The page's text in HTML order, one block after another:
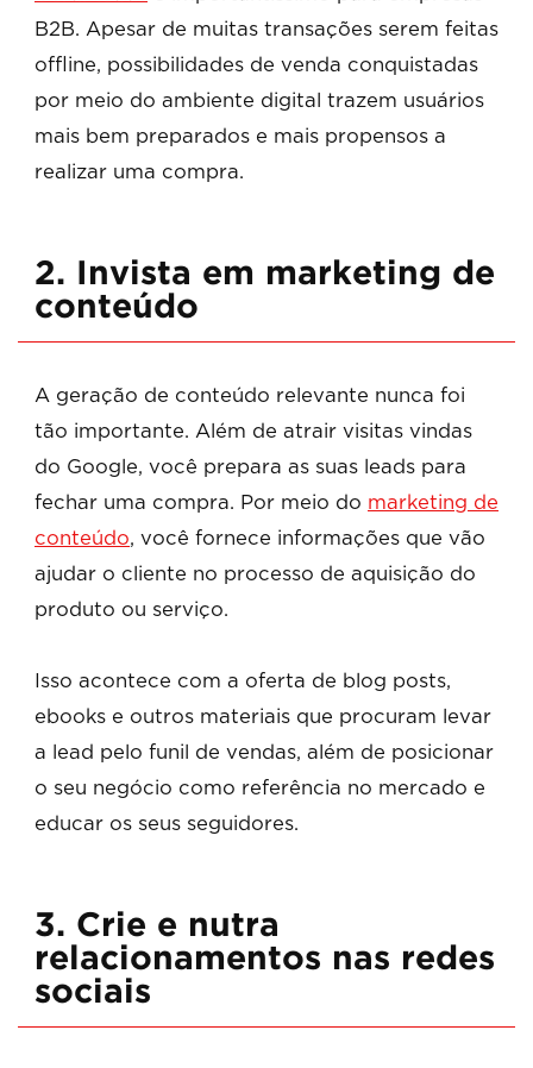
B2B. Apesar de muitas transações serem feitas
offline, possibilidades de venda conquistadas
por meio do ambiente digital trazem usuários
mais bem preparados e mais propensos a
realizar uma compra.
2. Invista em marketing de
conteúdo
A geração de conteúdo relevante nunca foi
tão importante. Além de atrair visitas vindas
do Google, você prepara as suas leads para
fechar uma compra. Por meio do marketing de
conteúdo, você fornece informações que vão
ajudar o cliente no processo de aquisição do
produto ou serviço.
Isso acontece com a oferta de blog posts,
ebooks e outros materiais que procuram levar
a lead pelo funil de vendas, além de posicionar
o seu negócio como referência no mercado e
educar os seus seguidores.
3. Crie e nutra
relacionamentos nas redes
sociais